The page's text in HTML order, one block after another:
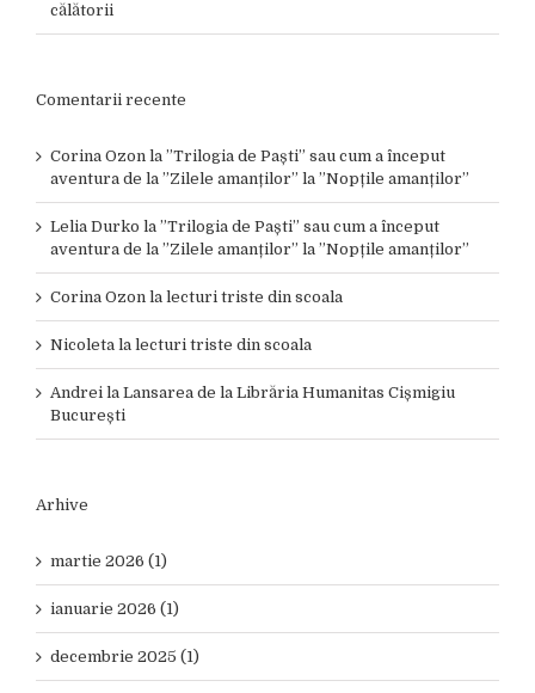
călătorii
Comentarii recente
Corina Ozon la ”Trilogia de Paști” sau cum a început
aventura de la ”Zilele amanților” la ”Nopțile amanților”
Lelia Durko la ”Trilogia de Paști” sau cum a început
aventura de la ”Zilele amanților” la ”Nopțile amanților”
Corina Ozon la lecturi triste din scoala
Nicoleta la lecturi triste din scoala
Andrei la Lansarea de la Librăria Humanitas Cișmigiu
București
Arhive
martie 2026 (1)
ianuarie 2026 (1)
decembrie 2025 (1)